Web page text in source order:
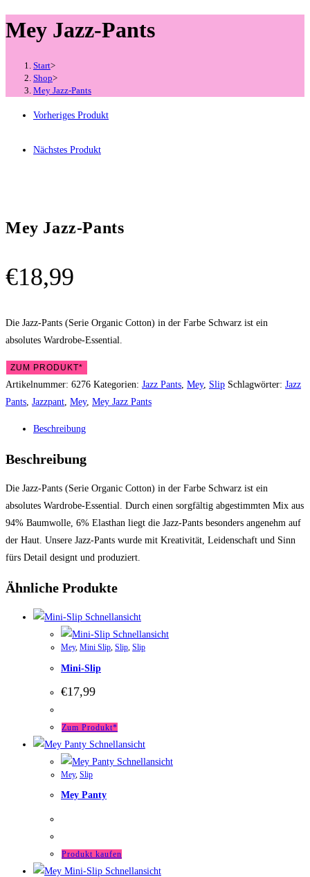
Mey Jazz-Pants
Start>
Shop>
Mey Jazz-Pants
Vorheriges Produkt
Nächstes Produkt
Mey Jazz-Pants
€18,99
Die Jazz-Pants (Serie Organic Cotton) in der Farbe Schwarz ist ein
absolutes Wardrobe-Essential.
ZUM PRODUKT*
Artikelnummer: 6276 Kategorien: Jazz Pants Mey, Slip Schlagwörter: Jazz
Pants Jazzpant Mey, Mey Jazz Pants
Beschreibung
Beschreibung
Die Jazz-Pants (Serie Organic Cotton) in der Farbe Schwarz ist ein
absolutes Wardrobe-Essential. Durch einen sorgfältig abgestimmten Mix aus
94% Baumwolle, 6% Elasthan liegt die Jazz-Pants besonders angenehm auf
der Haut. Unsere Jazz-Pants wurde mit Kreativität, Leidenschaft und Sinn
fürs Detail designt und produziert.
Ähnliche Produkte
Schnellansicht
Schnellansicht
Mey, Mini Slip, Slip, Slip
Mini-Slip
€17,99
Zum Produkt*
Schnellansicht
Schnellansicht
Mey, Slip
Mey Panty
Produkt kaufen
Schnellansicht